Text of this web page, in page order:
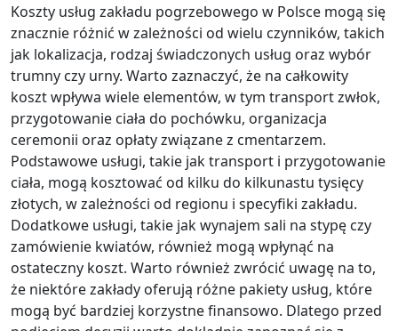
Koszty usług zakładu pogrzebowego w Polsce mogą się
znacznie różnić w zależności od wielu czynników, takich
jak lokalizacja, rodzaj świadczonych usług oraz wybór
trumny czy urny. Warto zaznaczyć, że na całkowity
koszt wpływa wiele elementów, w tym transport zwłok,
przygotowanie ciała do pochówku, organizacja
ceremonii oraz opłaty związane z cmentarzem.
Podstawowe usługi, takie jak transport i przygotowanie
ciała, mogą kosztować od kilku do kilkunastu tysięcy
złotych, w zależności od regionu i specyfiki zakładu.
Dodatkowe usługi, takie jak wynajem sali na stypę czy
zamówienie kwiatów, również mogą wpłynąć na
ostateczny koszt. Warto również zwrócić uwagę na to,
że niektóre zakłady oferują różne pakiety usług, które
mogą być bardziej korzystne finansowo. Dlatego przed